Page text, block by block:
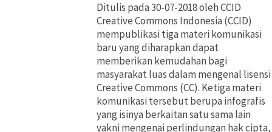
Ditulis pada 30-07-2018 oleh CCID
Creative Commons Indonesia (CCID)
mempublikasi tiga materi komunikasi
baru yang diharapkan dapat
memberikan kemudahan bagi
masyarakat luas dalam mengenal lisensi
Creative Commons (CC). Ketiga materi
komunikasi tersebut berupa infografis
yang isinya berkaitan satu sama lain
yakni mengenai perlindungan hak cipta,